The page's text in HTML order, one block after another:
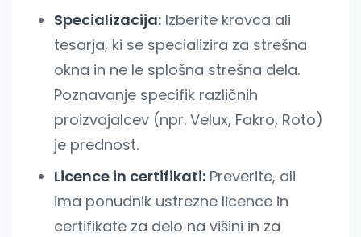
Specializacija: Izberite krovca ali
tesarja, ki se specializira za strešna
okna in ne le splošna strešna dela.
Poznavanje specifik različnih
proizvajalcev (npr. Velux, Fakro, Roto)
je prednost.
Licence in certifikati: Preverite, ali
ima ponudnik ustrezne licence in
certifikate za delo na višini in za